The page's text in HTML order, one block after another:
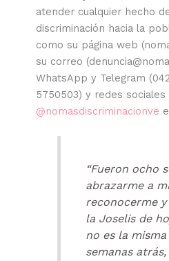
atender cualquier hecho
discriminación hacia la
como su página web
su correo
WhatsApp y Telegram
5750503) y redes sociales
@nomasdiscriminacionve
“Fueron ocho
abrazarme a
reconocerme
la Joselis de
no es la
semanas